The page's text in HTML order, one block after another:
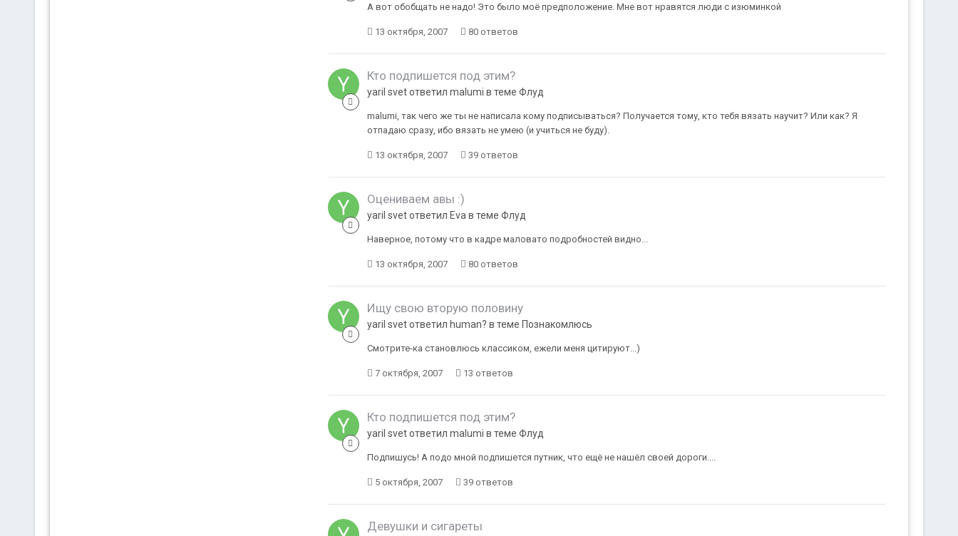
А вот обобщать не надо! Это было моё предположение. Мне вот нравятся люди с изюминкой
13 октября, 2007 80 ответов
Кто подпишется под этим?
yaril svet ответил malumi в теме Флуд
malumi, так чего же ты не написала кому подписываться? Получается тому, кто тебя вязать научит? Или как? Я
отпадаю сразу, ибо вязать не умею (и учиться не буду).
13 октября, 2007 39 ответов
Оцениваем авы :)
yaril svet ответил Eva в теме Флуд
Наверное, потому что в кадре маловато подробностей видно...
13 октября, 2007 80 ответов
Ищу свою вторую половину
yaril svet ответил human? в теме Познакомлюсь
Смотрите-ка становлюсь классиком, ежели меня цитируют...)
7 октября, 2007 13 ответов
Кто подпишется под этим?
yaril svet ответил malumi в теме Флуд
Подпишусь! А подо мной подпишется путник, что ещё не нашёл своей дороги....
5 октября, 2007 39 ответов
Девушки и сигареты